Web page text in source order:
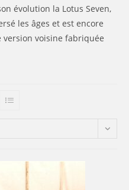
évolution la Lotus Seven,
les âges et est encore
voisine fabriquée